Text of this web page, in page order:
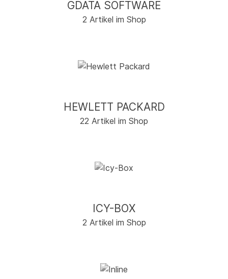
GDATA SOFTWARE
2 Artikel im Shop
HEWLETT PACKARD
22 Artikel im Shop
ICY-BOX
2 Artikel im Shop